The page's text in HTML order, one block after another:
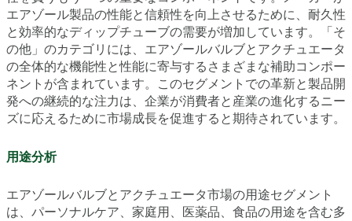
エアゾール製品の性能と信頼性を向上させるために、耐久性
と効率的なディップチューブの需要が増加しています。「そ
の他」のカテゴリには、エアゾールバルブとアクチュエータ
の全体的な機能性と性能に寄与するさまざまな補助コンポー
ネントが含まれています。このセグメントでの革新と製品開
発への継続的な注力は、企業が消費者と産業の進化するニー
ズに応えるために市場成長を促進すると期待されています。
用途分析
エアゾールバルブとアクチュエータ市場の用途セグメント
は、パーソナルケア、家庭用、医薬品、食品の用途を含む多